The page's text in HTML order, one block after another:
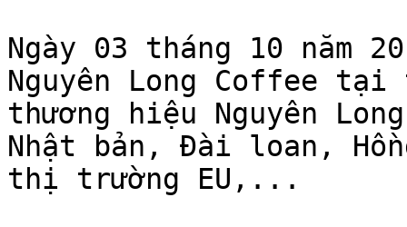
Ngày 03 tháng 10 năm
Nguyên Long Coffee
thương hiệu Nguyên
Nhật bản, Đài loan,
thị trường EU,...